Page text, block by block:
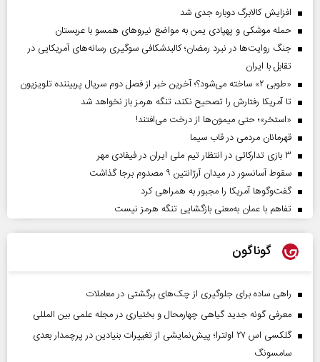
افزایش کالابرگ دوباره جدی شد
حمله موشکی و پهپادی یمن به مواضع نیروهای همسو با عربستان
جنگ روایت‌ها در نبرد رمضان؛ کالبدشکافی سوگیری رسانه‌های آمریکایی در
تقابل با ایران
«طوبی ۲» ساخته می‌شود؟؛ آخرین خبر از فصل دوم سریال پربیننده تلویزیون
تا آمریکا رفتارش را تصحیح نکند، تنگه هرمز باز نخواهد شد
«استخر»‌‌؛ حتی میمون‌ها از درخت می‌افتند!
قهرمانان مردمی در قاب سیما
۳ بازی تدارکاتی در انتظار تیم ملی ایران در فیفادی مهر
سقوط آسانسور در میدان آرژانتین ۹ مصدوم برجا گذاشت
گفت‌وگوها آمریکا را مجبور به همراهی کرد
تفاهم با عمان به‌معنی بازگشایی تنگه هرمز نیست
گوناگون
راهی ساده برای جلوگیری از چک‌های برگشتی در معاملات
معرفی گونه جدید گیاهی چهارمحال و بختیاری در مجله علمی بین المللی
گلکسی اس ۲۷ اولترا؛ پیش‌نمایشی از تغییرات بنیادین در پرچمدار بعدی
سامسونگ